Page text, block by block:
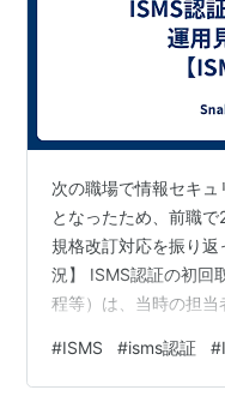
次の職場で情報セキ
となったため、前職
規格改訂対応を振り
況】 ISMS認証の初回
程等）は、当時の担当
に、改訂後規格を適用
題】 前任者離任のた
#ISMS #isms認証 #